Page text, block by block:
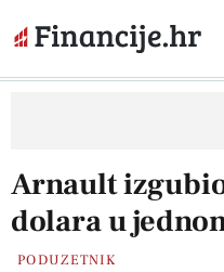
Arnault
dolara u
PODUZETNIK